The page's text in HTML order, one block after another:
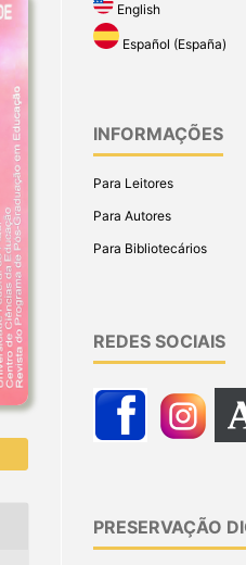
English
Español (España)
INFORMAÇÕES
Para Leitores
Para Autores
Para Bibliotecários
REDES SOCIAIS
PRESERVAÇÃO